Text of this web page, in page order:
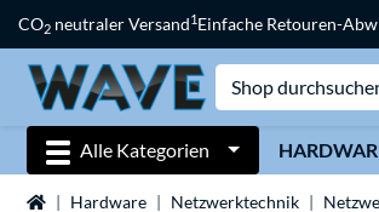
CO2 neutraler Versand1Einfache Retouren-
Alle Kategorien
StartseiteHardware Netzwerktechnik